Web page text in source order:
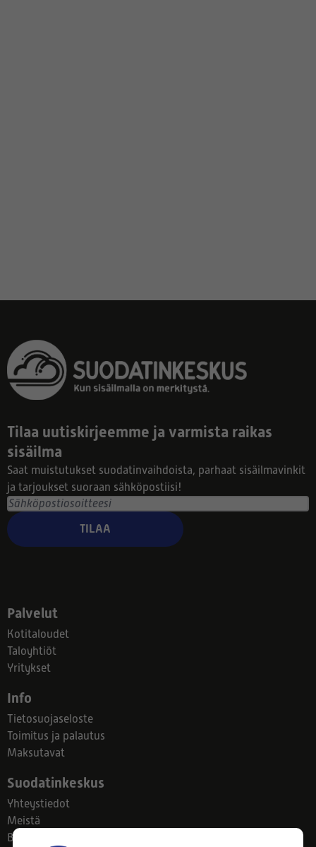
Tilaa uutiskirjeemme ja varmista raikas
sisäilma
Saat muistutukset suodatinvaihdoista, parhaat sisäilmavinkit
ja tarjoukset suoraan sähköpostiisi!
TILAA
Palvelut
Kotitaloudet
Taloyhtiöt
Yritykset
Info
Tietosuojaseloste
Toimitus ja palautus
Maksutavat
Suodatinkeskus
Yhteystiedot
Meistä
Blogi